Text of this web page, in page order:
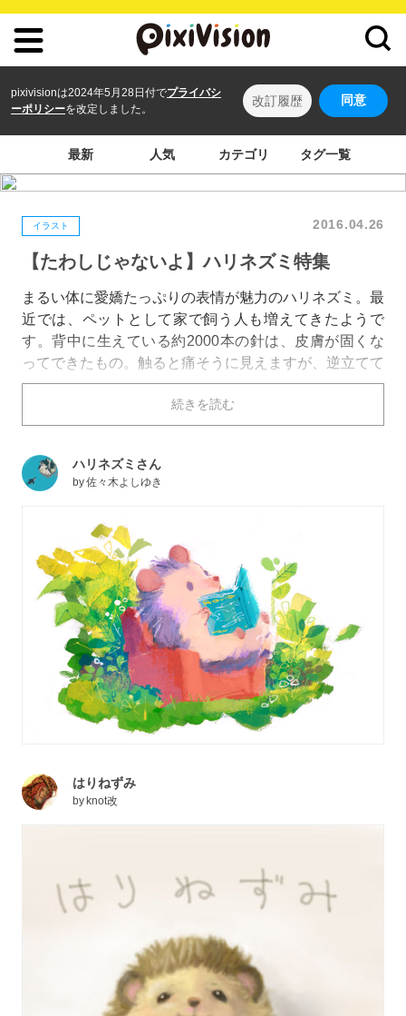
pixivisionは2024年5月28日付でプライバシ
ーポリシーを改定しました。
改訂履歴 同意
最新 人気 カテゴリ タグ一覧
イラスト 2016.04.26
【たわしじゃないよ】ハリネズミ特集
まるい体に愛嬌たっぷりの表情が魅力のハリネズミ。最
近では、ペットとして家で飼う人も増えてきたようで
す。背中に生えている約2000本の針は、皮膚が固くな
ってできたもの。触ると痛そうに見えますが、逆立てて
いない時には手のひらにのせることだってできるんで
す。だっこしたときに見える、プニプニとしたおなかや
肉球もとってもキュートですよね。 今回は、トゲトゲ
イラストを特集しました。
続きを読む
ハリネズミさん
by佐々木よしゆき
はりねずみ
by knot改